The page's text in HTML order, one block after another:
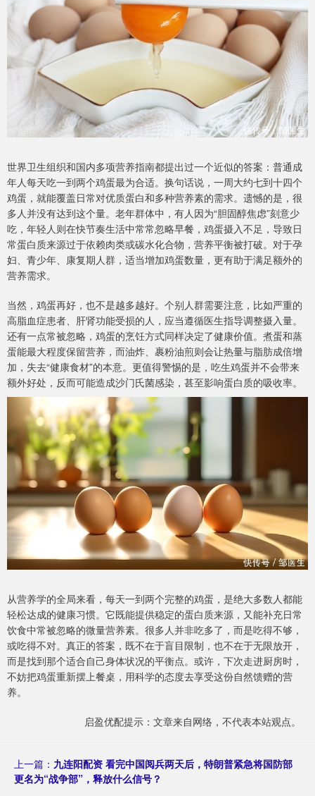
世界卫生组织和国内多项营养指南都提出过一个近似的答案：普通成
年人每天吃一到两个鸡蛋最为合适。换句话说，一周大约七到十四个
鸡蛋，就能覆盖日常对优质蛋白和多种营养素的需求。遗憾的是，很
多人并没有达到这个量。老年群体中，有人因为“胆固醇焦虑”刻意少
吃，年轻人则在快节奏生活中常常忽略早餐，鸡蛋摄入不足，导致日
常蛋白质来源过于依赖肉类或碳水化合物，营养平衡被打破。对于孕
妇、青少年、康复期人群，适当增加鸡蛋数量，更有助于满足额外的
营养需求。
当然，鸡蛋再好，也不是越多越好。个别人群需要注意，比如严重的
高脂血症患者、肝肾功能受损的人，应当遵循医生指导调整摄入量。
还有一点常被忽略，鸡蛋的烹饪方式同样决定了健康价值。煮蛋和蒸
蛋能最大程度保留营养，而油炸、裹粉油煎则会让热量与脂肪成倍增
加，失去“健康食材”的本意。更值得警惕的是，吃生鸡蛋并不会带来
额外好处，反而可能造成沙门氏菌感染，甚至影响蛋白质的吸收率。
从营养学的全局来看，每天一到两个完整的鸡蛋，是绝大多数人都能
轻松达成的健康习惯。它既能提供稳定的蛋白质来源，又能补充日常
饮食中常被忽略的微量营养素。很多人并非吃多了，而是吃得不够，
或吃得不对。真正的答案，既不在于盲目限制，也不在于无限放开，
而是找到那个适合自己身体状况的平衡点。或许，下次走进厨房时，
不妨把鸡蛋重新摆上餐桌，用科学的态度去享受这份自然馈赠的营
养。
启盈优配提示：文章来自网络，不代表本站观点。
上一篇： 九连阳配资 看完中国阅兵两天后，特朗普紧急将国防部
更名为“战争部”，释放什么信号？